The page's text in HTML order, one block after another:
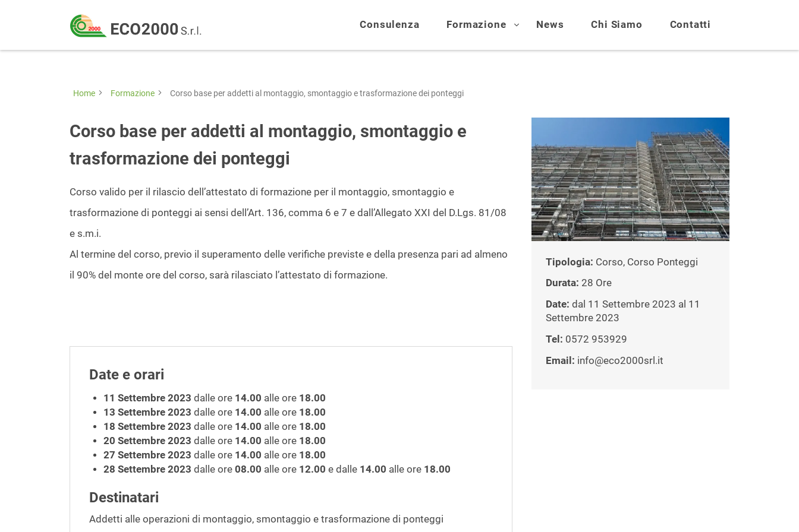
Eco
2000
Srl
Formazione
consulenza
la
sul
81/08
Consulenza Formazione News Chi Siamo Contatti
Home Formazione Corso base per addetti al montaggio, smontaggio e trasformazione dei ponteggi
Corso base per addetti al montaggio, smontaggio e
trasformazione dei ponteggi
Corso valido per il rilascio dell’attestato di formazione per il montaggio, smontaggio e
trasformazione di ponteggi ai sensi dell’Art. 136, comma 6 e 7 e dall’Allegato XXI del D.Lgs. 81/08
e s.m.i.
Al termine del corso, previo il superamento delle verifiche previste e della presenza pari ad almeno
il 90% del monte ore del corso, sarà rilasciato l’attestato di formazione.
Date e orari
11 Settembre 2023 dalle ore 14.00 alle ore 18.00
13 Settembre 2023 dalle ore 14.00 alle ore 18.00
18 Settembre 2023 dalle ore 14.00 alle ore 18.00
20 Settembre 2023 dalle ore 14.00 alle ore 18.00
27 Settembre 2023 dalle ore 14.00 alle ore 18.00
28 Settembre 2023 dalle ore 08.00 alle ore 12.00 e dalle 14.00 alle ore 18.00
Destinatari
Addetti alle operazioni di montaggio, smontaggio e trasformazione di ponteggi
Tipologia: Corso, Corso Ponteggi
Durata: 28 Ore
Date: dal 11 Settembre 2023 al 11
Settembre 2023
Tel: 0572 953929
Email: info@eco2000srl.it